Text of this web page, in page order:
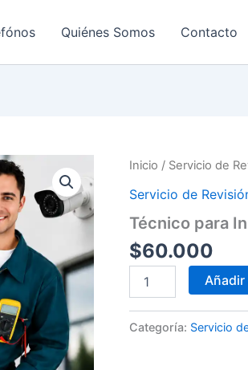
Quiénes Somos Contacto
Inicio / Servicio de
Servicio de
Técnico para
$60.000
para
Cámaras
3008820620
Categoría: Servicio